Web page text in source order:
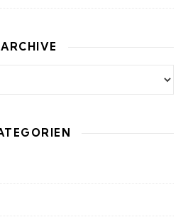
ARCHIVE